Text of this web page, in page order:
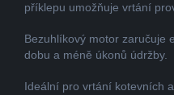
příklepu umožňuje vrtání
Bezuhlíkový motor zaručuje
dobu a méně úkonů údržby.
Ideální pro vrtání kotevních